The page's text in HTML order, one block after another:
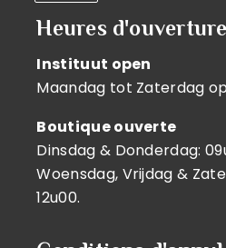
Heures d'ouverture
Instituut open
Maandag tot Zaterdag
Boutique ouverte
Dinsdag & Donderdag:
Woensdag, Vrijdag &
12u00.